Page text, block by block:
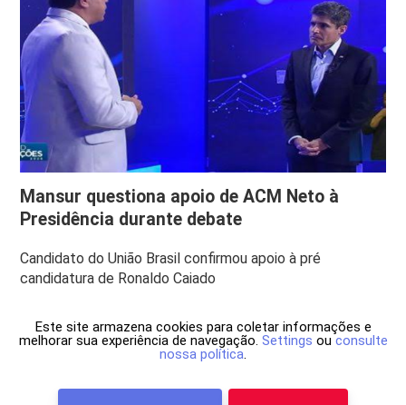
Mansur questiona apoio de ACM Neto à
Presidência durante debate
Candidato do União Brasil confirmou apoio à pré
candidatura de Ronaldo Caiado
Este site armazena cookies para coletar informações e
melhorar sua experiência de navegação. Settings ou consulte
nossa política.